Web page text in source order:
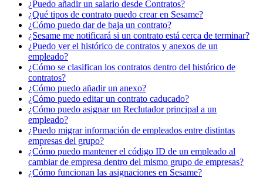
¿Puedo añadir un salario desde Contratos?
¿Qué tipos de contrato puedo crear en Sesame?
¿Cómo puedo dar de baja un contrato?
¿Sesame me notificará si un contrato está cerca de terminar?
¿Puedo ver el histórico de contratos y anexos de un
empleado?
¿Cómo se clasifican los contratos dentro del histórico de
contratos?
¿Cómo puedo añadir un anexo?
¿Cómo puedo editar un contrato caducado?
¿Cómo puedo asignar un Reclutador principal a un
empleado?
¿Puedo migrar información de empleados entre distintas
empresas del grupo?
¿Cómo puedo mantener el código ID de un empleado al
cambiar de empresa dentro del mismo grupo de empresas?
¿Cómo funcionan las asignaciones en Sesame?